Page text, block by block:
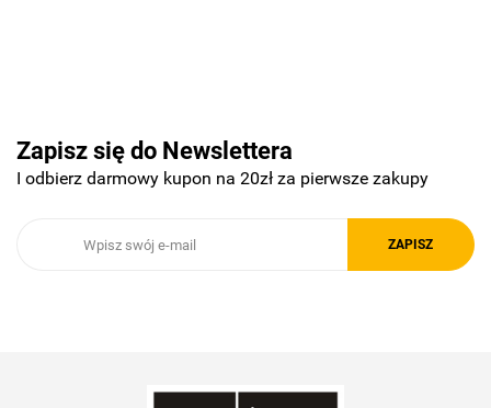
Royal Design
Zapisz się do Newslettera
I odbierz darmowy kupon na 20zł za pierwsze zakupy